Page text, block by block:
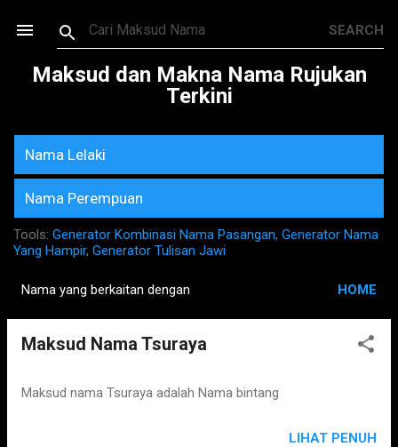
Skip to main content
Maksud dan Makna Nama Rujukan
Terkini
Nama Lelaki
Nama Perempuan
Tools: Generator Kombinasi Nama Pasangan, Generator Nama
Yang Hampir, Generator Tulisan Jawi
o
Nama yang berkaitan dengan HOME
Maksud Nama Tsuraya
Maksud nama Tsuraya adalah Nama bintang
LIHAT PENUH